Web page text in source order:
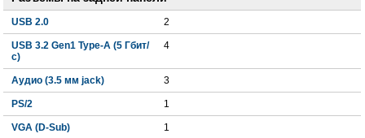
USB 2.0 2
USB 3.2 Gen1 Type-A (5 Гбит/
с)
4
Аудио (3.5 мм jack) 3
PS/2 1
VGA (D-Sub) 1